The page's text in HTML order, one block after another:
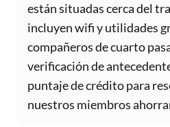
están situadas cerca del
incluyen wifi y utilidades
compañeros de cuarto
verificación de
puntaje de crédito para
nuestros miembros